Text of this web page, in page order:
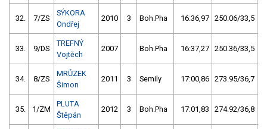
32. 7/ZS
SÝKORA
Ondřej
2010 3 Boh.Pha 16:36,97 250.06/33,5
33. 9/DS
TREFNÝ
Vojtěch
2007 Boh.Pha 16:37,27 250.36/33,5
34. 8/ZS
MRŮZEK
Šimon
2011 3 Semily 17:00,86 273.95/36,7
35. 1/ZM
PLUTA
Štěpán
2012 3 Boh.Pha 17:01,83 274.92/36,8